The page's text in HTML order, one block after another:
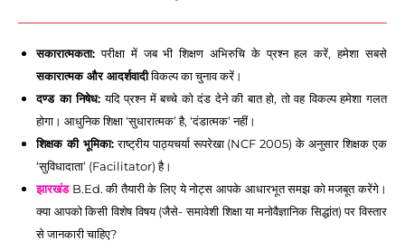
सकारात्मकता: परीक्षा में जब भी शिक्षण अभिरुचि के प्रश्न हल करें, हमेशा सबसे
सकारात्मक और आदर्शवादीविकल्प का चुनाव करें।
दण्ड का निषेध: यदि प्रश्न में बच्चे को दंड देने की बात हो, तो वह विकल्प हमेशा गलत
होगा। आधुनिक शिक्षा ‘सुधारात्मक’ है, ‘दंडात्मक’ नहीं।
शिक्षक की भूमिका:राष्ट्रीय पाठ्यचर्या रूपरेखा (NCF 2005) के अनुसार शिक्षक एक
‘सुविधादाता’ (Facilitator) है।
झारखंडB.Ed. की तैयारी के लिए ये नोट्स आपके आधारभूत समझ को मजबूत करेंगे।
क्या आपको किसी विशेष विषय (जैसे- समावेशी शिक्षा या मनोवैज्ञानिक सिद्धांत) पर विस्तार
से जानकारी चाहिए?